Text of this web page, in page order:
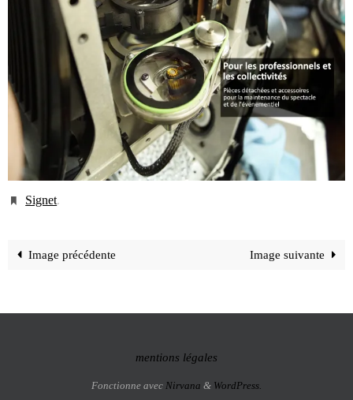
Signet.
Image précédente Image suivante
mentions légales
Fonctionne avec Nirvana & WordPress.